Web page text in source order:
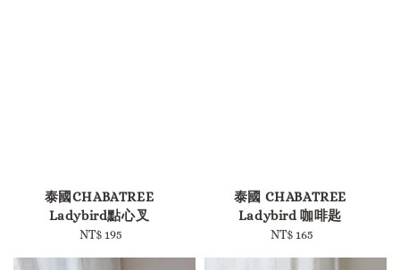
泰國CHABATREE
Ladybird點心叉
Regular
NT$ 195
泰國 CHABATREE
Ladybird 咖啡匙
Regular
NT$ 165